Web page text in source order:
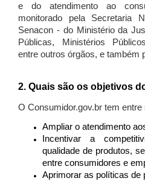
e do atendimento ao
monitorado pela Secretaria
Senacon - do Ministério da
Públicas, Ministérios
entre outros órgãos, e também
2. Quais são os objetivos
O Consumidor.gov.br tem
Ampliar o atendimento
Incentivar a
qualidade de produtos,
entre consumidores e
Aprimorar as políticas de